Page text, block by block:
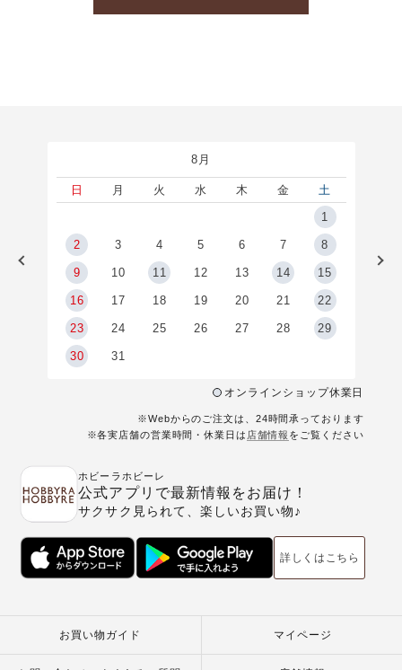
8月
日 月 火 水 木 金
土
1
2 3 4 5 6 7 8
9 10 11 12 13 14 15
16 17 18 19 20 21 22
23 24 25 26 27 28 29
30 31
オンラインショップ休業日
※Webからのご注文は、24時間承っております
※各実店舗の営業時間・休業日は 店舗情報 をご覧ください
ホビーラホビーレ
公式アプリで最新情報をお届け！
サクサク見られて、楽しいお買い物♪
詳しくはこちら
お買い物ガイド マイページ